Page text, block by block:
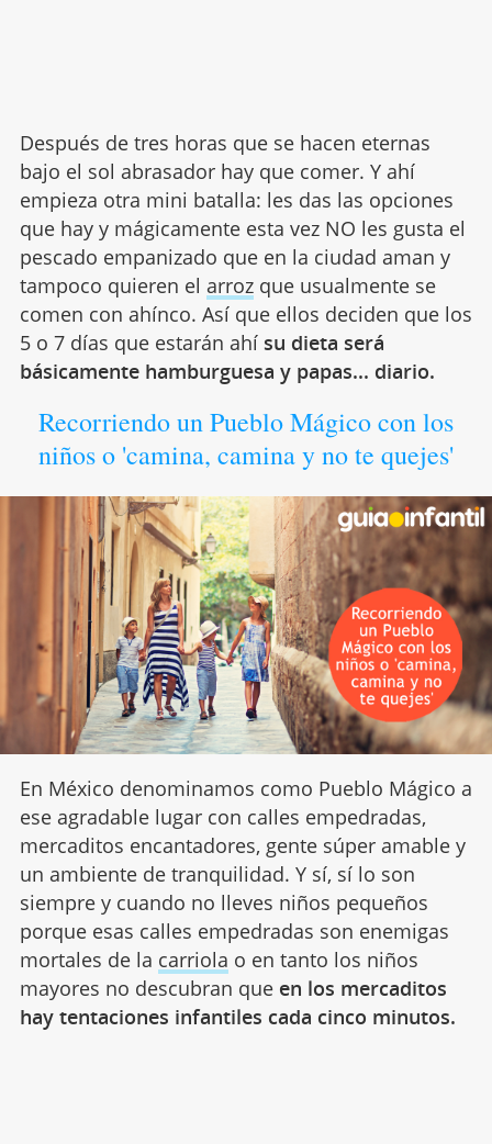
Después de tres horas que se hacen eternas
bajo el sol abrasador hay que comer. Y ahí
empieza otra mini batalla: les das las opciones
que hay y mágicamente esta vez NO les gusta el
pescado empanizado que en la ciudad aman y
tampoco quieren el arrozque usualmente se
comen con ahínco. Así que ellos deciden que los
5 o 7 días que estarán ahí su dieta será
básicamente hamburguesa y papas... diario.
Recorriendo un Pueblo Mágico con los
niños o 'camina, camina y no te quejes'
En México denominamos como Pueblo Mágico a
ese agradable lugar con calles empedradas,
mercaditos encantadores, gente súper amable y
un ambiente de tranquilidad. Y sí, sí lo son
siempre y cuando no lleves niños pequeños
porque esas calles empedradas son enemigas
mortales de la carriola o en tanto los niños
mayores no descubran que en los mercaditos
hay tentaciones infantiles cada cinco minutos.